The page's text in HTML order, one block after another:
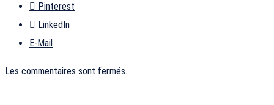
Pinterest
LinkedIn
E-Mail
Les commentaires sont fermés.